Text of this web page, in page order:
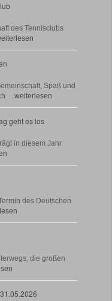
des Tennisclubs
Spaß und
…weiterlesen
geht es los
in diesem Jahr
des Deutschen
die großen